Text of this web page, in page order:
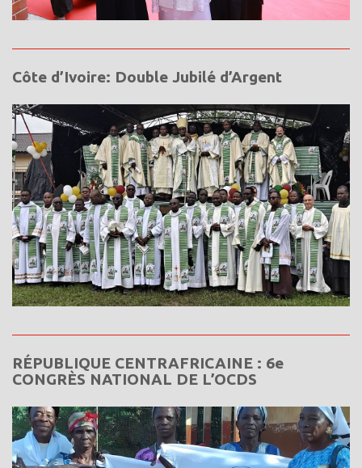
Côte d’Ivoire: Double Jubilé d’Argent
RÉPUBLIQUE CENTRAFRICAINE : 6e
CONGRÈS NATIONAL DE L’OCDS